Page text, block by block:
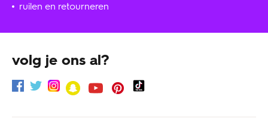
ruilen en retourneren
volg je ons al?